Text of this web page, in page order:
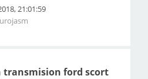
21:01:59
transmision ford scort